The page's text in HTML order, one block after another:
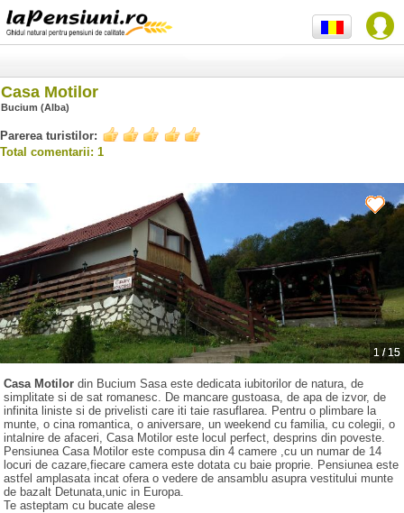
Casa Motilor
Bucium (Alba)
Parerea turistilor:
Total comentarii: 1
1/15
Casa Motilor din Bucium Sasa este dedicata iubitorilor de natura, de
simplitate si de sat romanesc. De mancare gustoasa, de apa de izvor, de
infinita liniste si de privelisti care iti taie rasuflarea. Pentru o plimbare la
munte, o cina romantica, o aniversare, un weekend cu familia, cu colegii, o
intalnire de afaceri, Casa Motilor este locul perfect, desprins din poveste.
Pensiunea Casa Motilor este compusa din 4 camere ,cu un numar de 14
locuri de cazare,fiecare camera este dotata cu baie proprie. Pensiunea este
astfel amplasata incat ofera o vedere de ansamblu asupra vestitului munte
de bazalt Detunata,unic in Europa.
Te asteptam cu bucate alese